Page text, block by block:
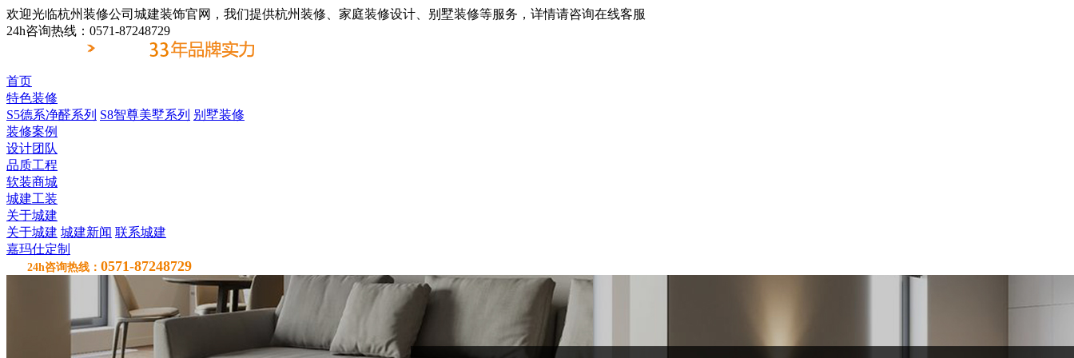
欢迎光临杭州装修公司城建装饰官网，我们提供杭州装修、家庭装修设计、别墅装修等服务，详情请咨询在线客服
24h咨询热线：0571-87248729
首页
特色装修
S5德系净醛系列 S8智尊美墅系列 别墅装修
装修案例
设计团队
品质工程
软装商城
城建工装
关于城建
关于城建 城建新闻 联系城建
嘉玛仕定制
24h咨询热线： 0571-87248729